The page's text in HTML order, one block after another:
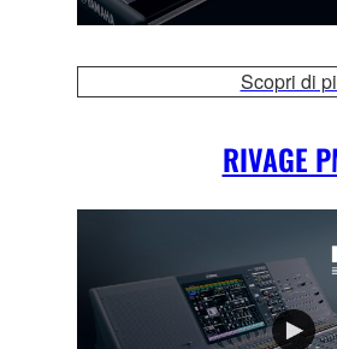
Scopri di
RIVAGE